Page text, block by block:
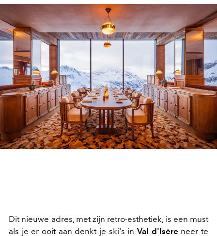
Dit nieuwe adres, met zijn retro-esthetiek, is een must
als je er ooit aan denkt je ski's in Val d'Isère neer te